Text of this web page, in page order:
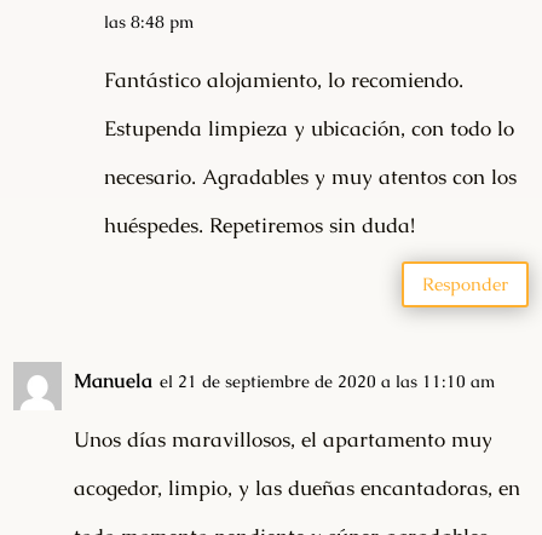
las 8:48 pm
Fantástico alojamiento, lo recomiendo.
Estupenda limpieza y ubicación, con todo lo
necesario. Agradables y muy atentos con los
huéspedes. Repetiremos sin duda!
Responder
Manuela el 21 de septiembre de 2020 a las 11:10 am
Unos días maravillosos, el apartamento muy
acogedor, limpio, y las dueñas encantadoras, en